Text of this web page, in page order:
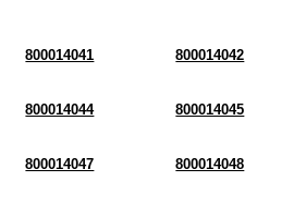
800014041 800014042
800014044 800014045
800014047 800014048